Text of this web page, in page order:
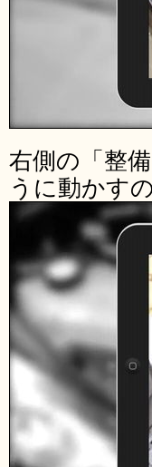
右側の「整
うに動かす